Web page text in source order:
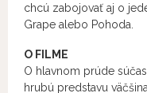
chcú zabojovať aj o
Grape alebo Pohoda.
O FILME
O hlavnom prúde
hrubú predstavu